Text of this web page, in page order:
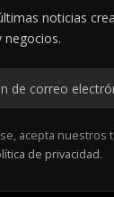
noticias
negocios.
acepta nuestros
de privacidad.